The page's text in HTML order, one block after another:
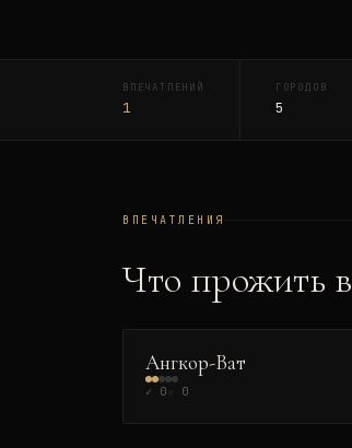
ВПЕЧАТЛЕНИЙ
1
ГОРОДОВ
5
ВПЕЧАТЛЕНИЯ
Что прожить в
Ангкор-Ват
✓ 0 0